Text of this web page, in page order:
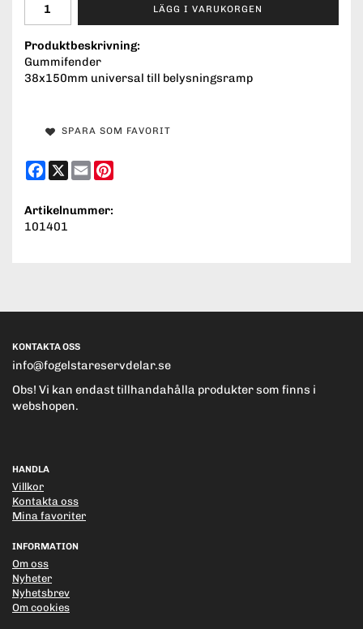
LÄGG I VARUKORGEN
Produktbeskrivning:
Gummifender
38x150mm universal till belysningsramp
SPARA SOM FAVORIT
Facebook
X Email
Artikelnummer:
101401
KONTAKTA OSS
info@fogelstareservdelar.se
Obs! Vi kan endast tillhandahålla produkter som finns i
webshopen.
HANDLA
Villkor
Kontakta oss
Mina favoriter
INFORMATION
Om oss
Nyheter
Nyhetsbrev
Om cookies